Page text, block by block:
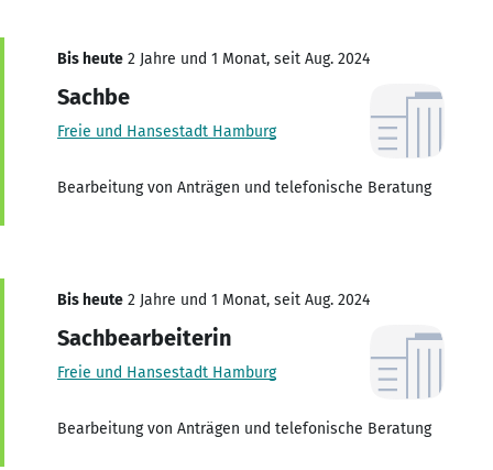
Bis heute 2 Jahre und 1 Monat, seit Aug. 2024
Sachbe
Freie und Hansestadt Hamburg
Bearbeitung von Anträgen und telefonische Beratung
Bis heute 2 Jahre und 1 Monat, seit Aug. 2024
Sachbearbeiterin
Freie und Hansestadt Hamburg
Bearbeitung von Anträgen und telefonische Beratung